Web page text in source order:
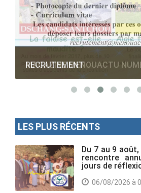
RECRUTEMENT
LES PLUS RÉCENTS
Du 7 au 9
rencontre
jours de
06/08/2026 à